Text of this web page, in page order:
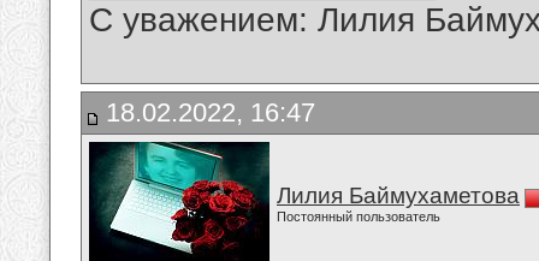
С уважением: Лилия
18.02.2022, 16:47
Лилия Баймухаметова
Постоянный пользователь